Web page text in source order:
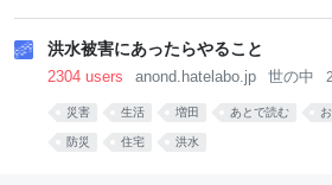
洪水被害にあったらやること
2304 users anond.hatelabo.jp 世の中
災害 生活 増田 あとで読む
防災 住宅 洪水